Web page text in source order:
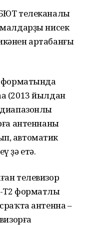
телеканалы
нисек
артабанғы
форматында
(2013 йылдан
антеннаны
автоматик
ҙә етә.
телевизор
T2 форматлы
антенна –